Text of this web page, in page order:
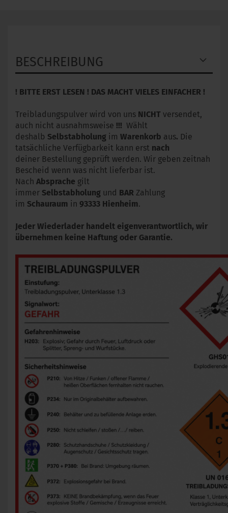
BESCHREIBUNG
! BITTE ERST LESEN ! DAS MACHT VIELES EINFACHER !
Treibladungspulver wird von uns NICHT versendet,
auch nicht ausnahmsweise !!! Wählt
deshalb Selbstabholung im Warenkorb aus. Die
tatsächliche Verfügbarkeit kann erst nach
deiner Bestellung geprüft werden. Wir geben zeitnah
Bescheid wenn was nicht lieferbar ist.
Nach Absprache gilt
immer Selbstabholung und BAR Zahlung
im Schauraum in 93333 Hienheim.
Jeder Wiederlader handelt eigenverantwortlich, wir
übernehmen keine Haftung oder Garantie.